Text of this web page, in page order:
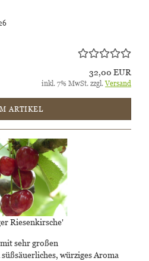
32,00 EUR
inkl. 7% MwSt. zzgl.Versand
ARTIKEL
Riesenkirsche'
sehr großen
würziges Aroma